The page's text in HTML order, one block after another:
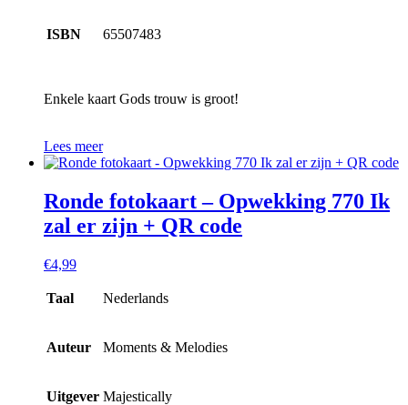
ISBN 65507483
Enkele kaart Gods trouw is groot!
Lees meer
Ronde fotokaart – Opwekking 770 Ik
zal er zijn + QR code
€4,99
Taal Nederlands
Auteur Moments & Melodies
Uitgever Majestically